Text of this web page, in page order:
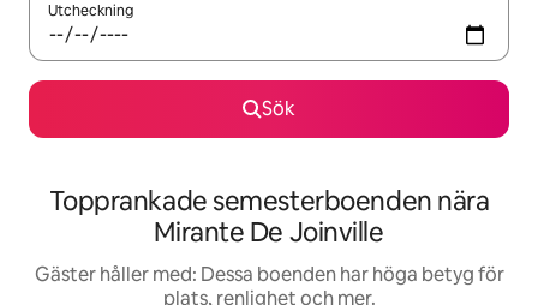
Utcheckning
Sök
Topprankade semesterboenden nära
Mirante De Joinville
Gäster håller med: Dessa boenden har höga betyg för
plats, renlighet och mer.